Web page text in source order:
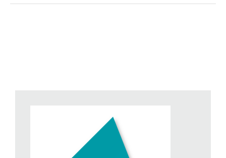
può manifestarsi e poi sparire durante l’età scolastica.
Comunque una cosa sensata da parte degli adulti è fare in
modo che, di tanto in tanto, si effettuino dei test per evidenziare